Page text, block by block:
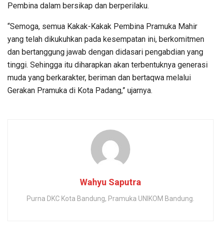
Pembina dalam bersikap dan berperilaku.
“Semoga, semua Kakak-Kakak Pembina Pramuka Mahir
yang telah dikukuhkan pada kesempatan ini, berkomitmen
dan bertanggung jawab dengan didasari pengabdian yang
tinggi. Sehingga itu diharapkan akan terbentuknya generasi
muda yang berkarakter, beriman dan bertaqwa melalui
Gerakan Pramuka di Kota Padang,” ujarnya.
Wahyu Saputra
Purna DKC Kota Bandung, Pramuka UNIKOM Bandung.